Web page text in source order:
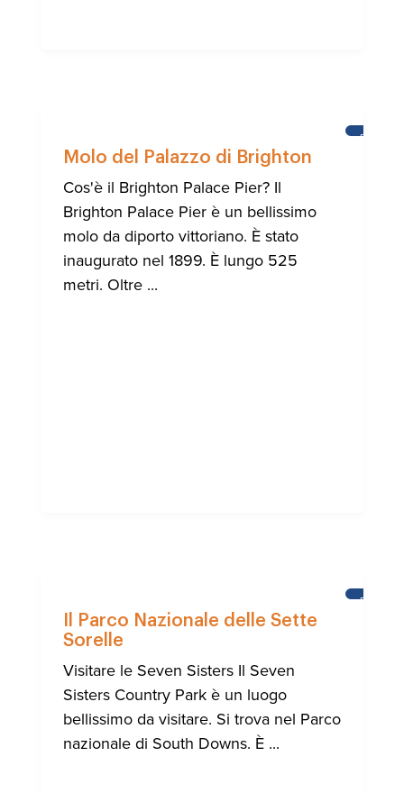
Molo del Palazzo di Brighton
Cos'è il Brighton Palace Pier? Il
Brighton Palace Pier è un bellissimo
molo da diporto vittoriano. È stato
inaugurato nel 1899. È lungo 525
metri. Oltre ...
Il Parco Nazionale delle Sette
Sorelle
Visitare le Seven Sisters Il Seven
Sisters Country Park è un luogo
bellissimo da visitare. Si trova nel Parco
nazionale di South Downs. È ...